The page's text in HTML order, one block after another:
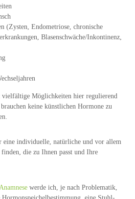
(Zysten, Endometriose, chronische
Blasenschwäche/Inkontinenz,
Möglichkeiten hier regulierend
keine künstlichen Hormone zu
eine individuelle, natürliche und vor allem
die zu Ihnen passt und Ihre
werde ich, je nach Problematik,